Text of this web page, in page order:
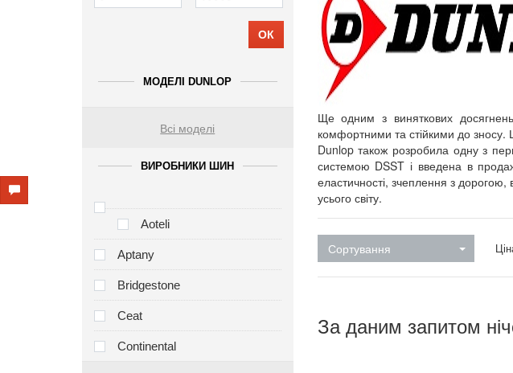
ОК
МОДЕЛІ DUNLOP
Всі моделі
ВИРОБНИКИ ШИН
Aoteli
Aptany
Bridgestone
Ceat
Continental
Ще одним з виняткових
комфортними та стійкими до
Dunlop також розробила одну з
системою DSST і введена в
еластичності, зчеплення з дорогою,
усього світу.
Сортування
За даним запитом